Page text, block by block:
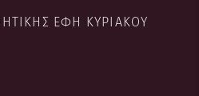
ΈΦΗ ΚΥΡΙΑΚΟΎ